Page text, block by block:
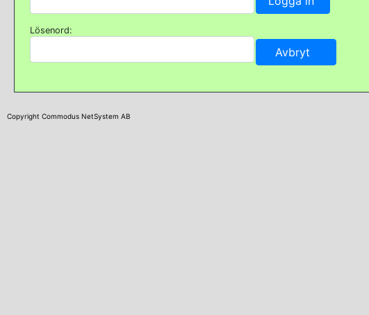
Lösenord:
Copyright Commodus NetSystem AB